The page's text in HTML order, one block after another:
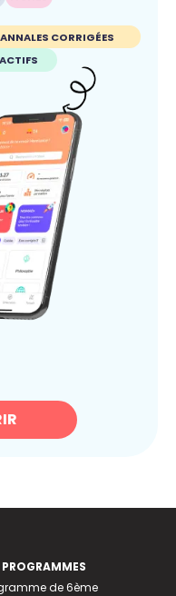
ANNALES CORRIGÉES
PROGRAMMES
de 6ème